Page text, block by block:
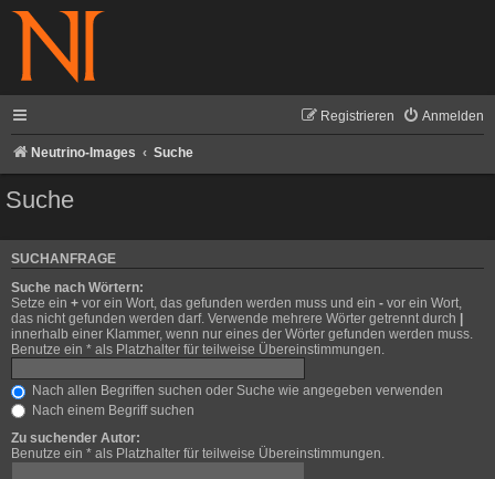
Anmelden
Registrieren
Neutrino-Images Suche
Suche
SUCHANFRAGE
Suche nach Wörtern:
Setze ein + vor ein Wort, das gefunden werden muss und ein - vor ein Wort,
das nicht gefunden werden darf. Verwende mehrere Wörter getrennt durch
innerhalb einer Klammer, wenn nur eines der Wörter gefunden werden muss.
Benutze ein * als Platzhalter für teilweise Übereinstimmungen.
Nach allen Begriffen suchen oder Suche wie angegeben verwenden
Nach einem Begriff suchen
Zu suchender Autor:
Benutze ein * als Platzhalter für teilweise Übereinstimmungen.